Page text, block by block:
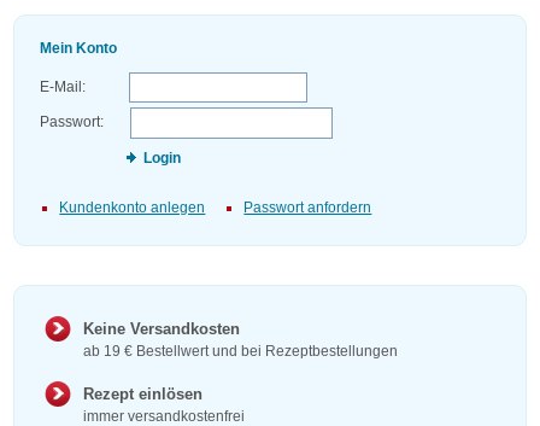
Mein Konto
E-Mail:
Passwort:
Login
Kundenkonto anlegen Passwort anfordern
Keine Versandkosten
ab 19 € Bestellwert und bei Rezeptbestellungen
Rezept einlösen
immer versandkostenfrei